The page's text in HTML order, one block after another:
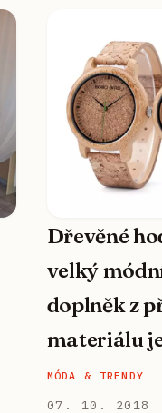
Dřevěné
velký
doplněk z
materiálu
MÓDA & TRENDY
07. 10. 2018